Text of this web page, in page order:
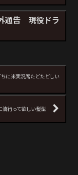
通告 現役ドラ
に米実況席たどたどしい
流行って欲しい髪型